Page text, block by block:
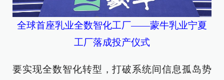
全球首座乳业全数智化工厂——蒙牛乳业宁夏
工厂落成投产仪式
要实现全数智化转型，打破系统间信息孤岛势